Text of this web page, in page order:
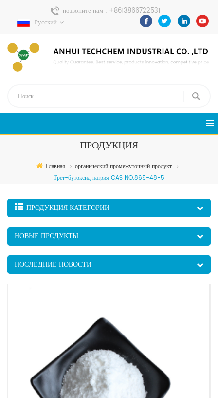
позвоните нам : +8613866722531
Отправить сообщение :
pweiping@techemi.com
Русский
ПРОДУКЦИЯ
Главная
органический промежуточный продукт
Трет-бутоксид натрия CAS NO.865-48-5
ПРОДУКЦИЯ КАТЕГОРИИ
НОВЫЕ ПРОДУКТЫ
ПОСЛЕДНИЕ НОВОСТИ